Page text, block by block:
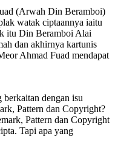
(Arwah Din Beramboi)
watak ciptaannya iaitu
itu Din Beramboi Alai
dan akhirnya kartunis
Ahmad Fuad mendapat
berkaitan dengan isu
Pattern dan Copyright?
Pattern dan Copyright
Tapi apa yang